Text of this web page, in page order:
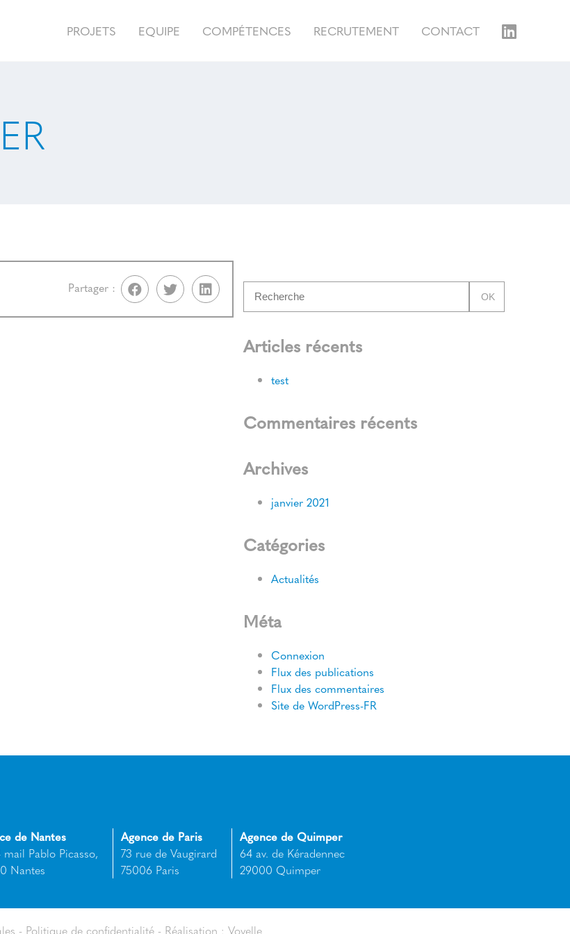
PROJETS EQUIPE COMPÉTENCES RECRUTEMENT CONTACT
Partager :
OK
Articles récents
test
Commentaires récents
Archives
janvier 2021
Catégories
Actualités
Méta
Connexion
Flux des publications
Flux des commentaires
Site de WordPress-FR
de Nantes
mail Pablo Picasso,
Nantes
Agence de Paris
73 rue de Vaugirard
75006 Paris
Agence de Quimper
64 av. de Kéradennec
29000 Quimper
Politique de confidentialité Réalisation : Voyelle